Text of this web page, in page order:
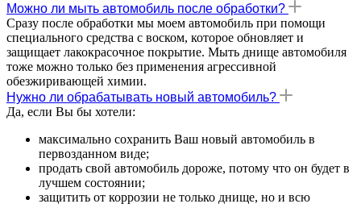
Можно ли мыть автомобиль после обработки?
Сразу после обработки мы моем автомобиль при помощи
специального средства с воском, которое обновляет и
защищает лакокрасочное покрытие. Мыть днище автомобиля
тоже можно только без применения агрессивной
обезжиривающей химии.
Нужно ли обрабатывать новый автомобиль?
Да, если Вы бы хотели:
максимально сохранить Ваш новый автомобиль в
первозданном виде;
продать свой автомобиль дороже, потому что он будет в
лучшем состоянии;
защитить от коррозии не только днище, но и всю